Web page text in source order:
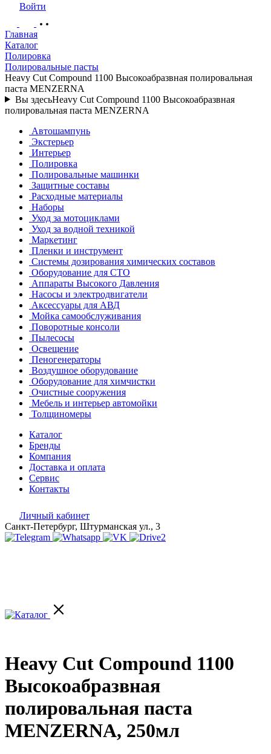
Войти
Главная
Каталог
Полировка
Полировальные пасты
Heavy Cut Compound 1100 Высокоабразвная полировальная
паста MENZERNA
Вы здесьHeavy Cut Compound 1100 Высокоабразвная
полировальная паста MENZERNA
Автошампунь
Экстерьер
Интерьер
Полировка
Полировальные машинки
Защитные составы
Расходные материалы
Наборы
Уход за мотоциклами
Уход за водной техникой
Маркетинг
Пленки и инструмент
Системы дозирования химических составов
Оборудование для СТО
Аппараты Высокого Давления
Насосы и электродвигатели
Аксессуары для АВД
Мойка самообслуживания
Поворотные консоли
Пылесосы
Освещение
Пеногенераторы
Воздушное оборудование
Оборудование для химчистки
Очистные сооружения
Мебель и интерьер автомойки
Толщиномеры
Каталог
Бренды
Компания
Доставка и оплата
Сервис
Контакты
Личный кабинет
Санкт-Петербург, Штурманская ул., 3
Heavy Cut Compound 1100
Высокоабразвная
полировальная паста
MENZERNA, 250мл